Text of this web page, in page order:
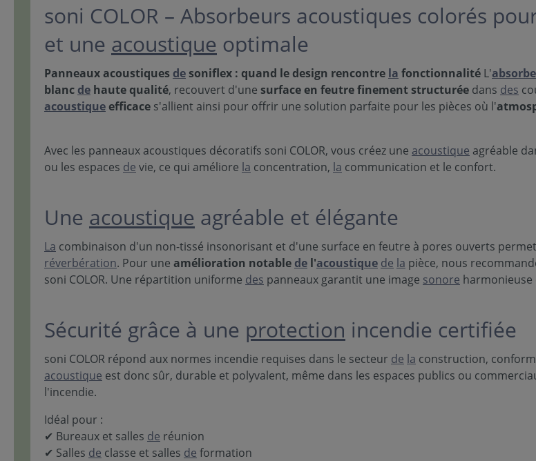
soni COLOR – Absorbeurs acoustiques colorés
et une acoustique optimale
Panneaux acoustiques desoniflex : quand le design rencontre la fonctionnalité L'
blanc de haute qualité, recouvert d'une surface en feutre finement structurée dans des
acoustiqueefficace s'allient ainsi pour offrir une solution parfaite pour les pièces où l'
Avec les panneaux acoustiques décoratifs soni COLOR, vous créez une acoustique agréable
ou les espaces de vie, ce qui améliore la concentration, la communication et le confort.
Une acoustique agréable et élégante
La combinaison d'un non-tissé insonorisant et d'une surface en feutre à pores ouverts
réverbération. Pour une amélioration notable de l'acoustique de la pièce, nous
soni COLOR. Une répartition uniforme des panneaux garantit une image sonore
Sécurité grâce à une protection incendie certifiée
soni COLOR répond aux normes incendie requises dans le secteur de la construction,
acoustique est donc sûr, durable et polyvalent, même dans les espaces publics ou
l'incendie.
Idéal pour :
✔ Bureaux et salles de réunion
✔ Salles de classe et salles de formation